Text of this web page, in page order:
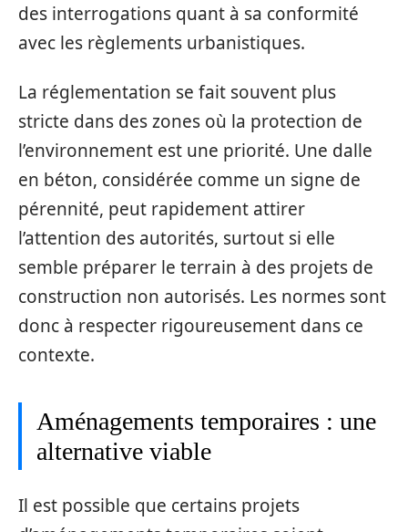
des interrogations quant à sa conformité
avec les règlements urbanistiques.
La réglementation se fait souvent plus
stricte dans des zones où la protection de
l’environnement est une priorité. Une dalle
en béton, considérée comme un signe de
pérennité, peut rapidement attirer
l’attention des autorités, surtout si elle
semble préparer le terrain à des projets de
construction non autorisés. Les normes sont
donc à respecter rigoureusement dans ce
contexte.
Aménagements temporaires : une
alternative viable
Il est possible que certains projets